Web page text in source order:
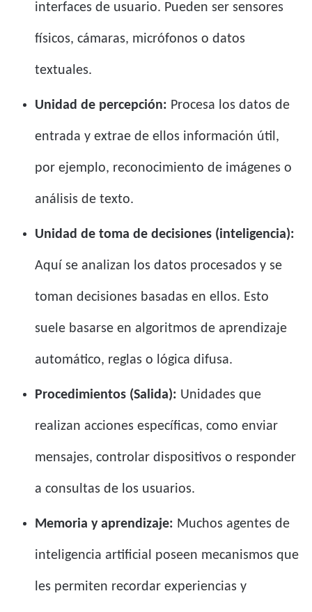
interfaces de usuario. Pueden ser sensores
físicos, cámaras, micrófonos o datos
textuales.
Unidad de percepción: Procesa los datos de
entrada y extrae de ellos información útil,
por ejemplo, reconocimiento de imágenes o
análisis de texto.
Unidad de toma de decisiones (inteligencia):
Aquí se analizan los datos procesados ​​y se
toman decisiones basadas en ellos. Esto
suele basarse en algoritmos de aprendizaje
automático, reglas o lógica difusa.
Procedimientos (Salida): Unidades que
realizan acciones específicas, como enviar
mensajes, controlar dispositivos o responder
a consultas de los usuarios.
Memoria y aprendizaje: Muchos agentes de
inteligencia artificial poseen mecanismos que
les permiten recordar experiencias y